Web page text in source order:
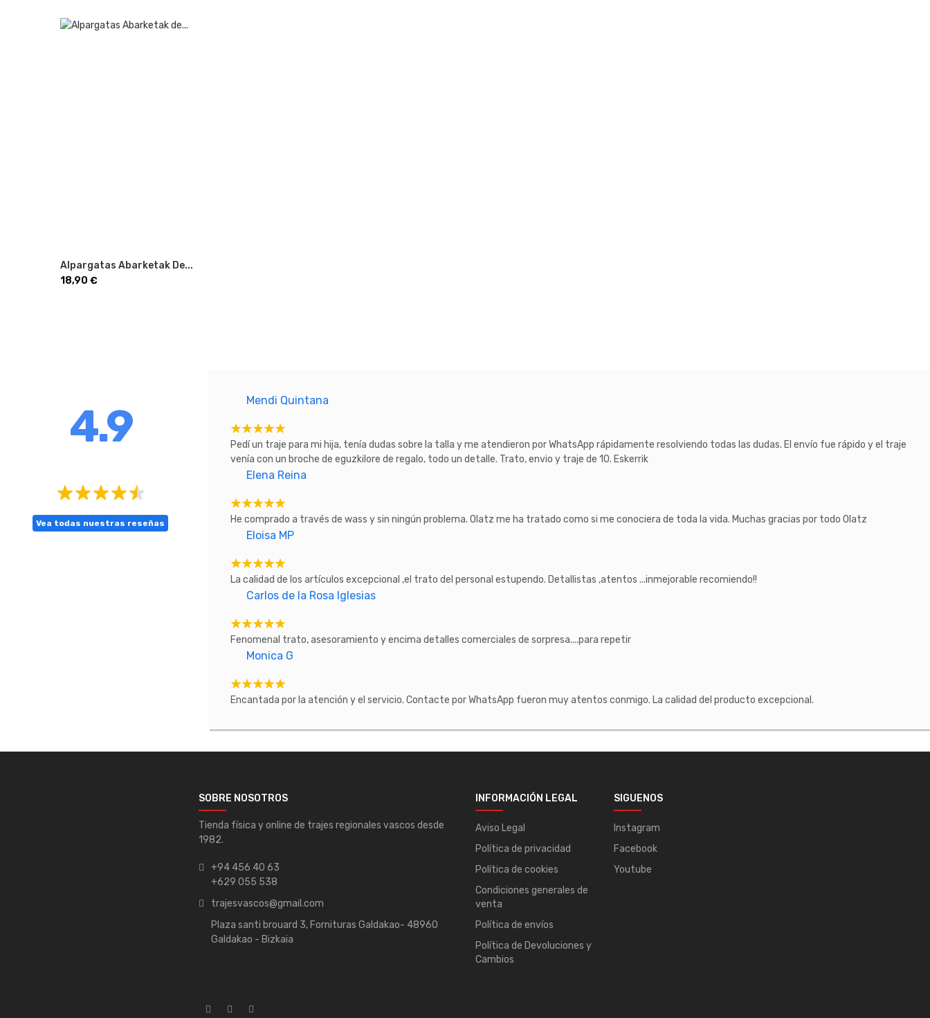
Alpargatas Abarketak De...
Precio
18,90 €
4.9
Vea todas nuestras reseñas
Mendi Quintana
Pedí un traje para mi hija, tenía dudas sobre la talla y me atendieron por WhatsApp rápidamente resolviendo todas las dudas. El envío fue rápido y el traje
venía con un broche de eguzkilore de regalo, todo un detalle. Trato, envio y traje de 10. Eskerrik
Elena Reina
He comprado a través de wass y sin ningún problema. Olatz me ha tratado como si me conociera de toda la vida. Muchas gracias por todo Olatz
Eloisa MP
La calidad de los artículos excepcional ,el trato del personal estupendo. Detallistas ,atentos ...inmejorable recomiendo!!
Carlos de la Rosa Iglesias
Fenomenal trato, asesoramiento y encima detalles comerciales de sorpresa....para repetir
Monica G
Encantada por la atención y el servicio. Contacte por WhatsApp fueron muy atentos conmigo. La calidad del producto excepcional.
SOBRE NOSOTROS
Tienda física y online de trajes regionales vascos desde
1982.
+94 456 40 63
+629 055 538
trajesvascos@gmail.com
Plaza santi brouard 3, Fornituras Galdakao- 48960
Galdakao - Bizkaia
INFORMACIÓN LEGAL
Aviso Legal
Política de privacidad
Política de cookies
Condiciones generales de
venta
Política de envíos
Política de Devoluciones y
Cambios
SIGUENOS
Instagram
Facebook
Youtube